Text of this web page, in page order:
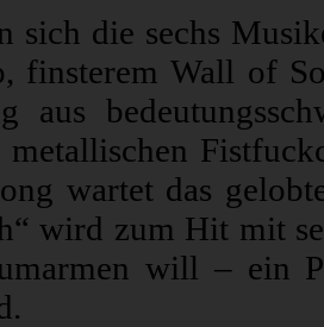
sich die sechs
finsterem Wall of
aus
metallischen
wartet das
wird zum Hit mit
will – ein